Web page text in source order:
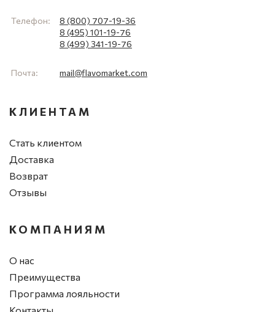
Телефон:
8 (800) 707-19-36
8 (495) 101-19-76
8 (499) 341-19-76
Почта: mail@flavomarket.com
КЛИЕНТАМ
Стать клиентом
Доставка
Возврат
Отзывы
КОМПАНИЯМ
О нас
Преимущества
Программа лояльности